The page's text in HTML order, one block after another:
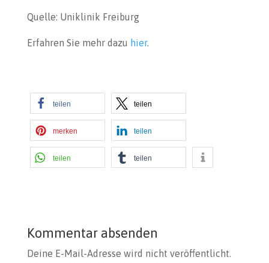
Quelle: Uniklinik Freiburg
Erfahren Sie mehr dazu hier.
teilen teilen
merken teilen
teilen teilen
Kommentar absenden
Deine E-Mail-Adresse wird nicht veröffentlicht.